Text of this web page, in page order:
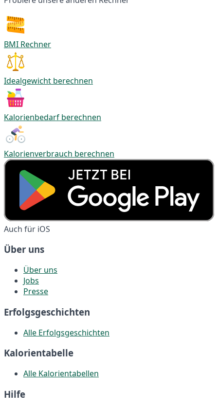
BMI Rechner
Idealgewicht berechnen
Kalorienbedarf berechnen
Kalorienverbrauch berechnen
Auch für iOS
Über uns
Über uns
Jobs
Presse
Erfolgsgeschichten
Alle Erfolgsgeschichten
Kalorientabelle
Alle Kalorientabellen
Hilfe